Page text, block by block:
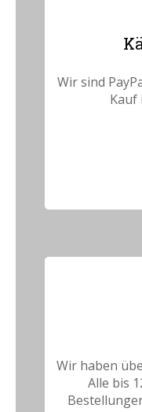
Wir sind
Kauf
Wir haben
Alle bis